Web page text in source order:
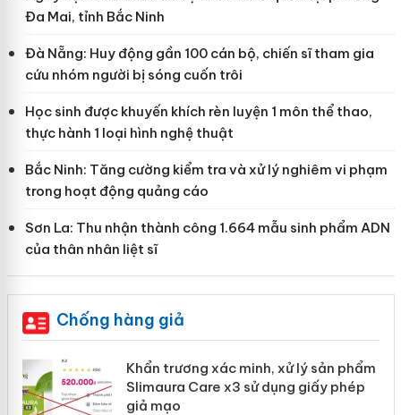
Đa Mai, tỉnh Bắc Ninh
Đà Nẵng: Huy động gần 100 cán bộ, chiến sĩ tham gia
cứu nhóm người bị sóng cuốn trôi
Học sinh được khuyến khích rèn luyện 1 môn thể thao,
thực hành 1 loại hình nghệ thuật
Bắc Ninh: Tăng cường kiểm tra và xử lý nghiêm vi phạm
trong hoạt động quảng cáo
Sơn La: Thu nhận thành công 1.664 mẫu sinh phẩm ADN
của thân nhân liệt sĩ
Chống hàng giả
Khẩn trương xác minh, xử lý sản phẩm
Slimaura Care x3 sử dụng giấy phép
giả mạo